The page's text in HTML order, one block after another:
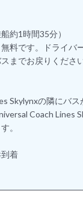
約1時間35分）
料です。ドライバ
までお戻りください
Skylynxの隣にバス
Coach Lines
。
着